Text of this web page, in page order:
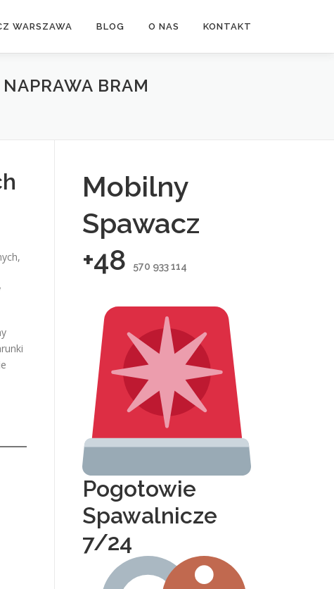
WARSZAWA BLOG O NAS KONTAKT
BRAM
Mobilny
Spawacz
+48
570 933 114
Pogotowie
Spawalnicze
7/24